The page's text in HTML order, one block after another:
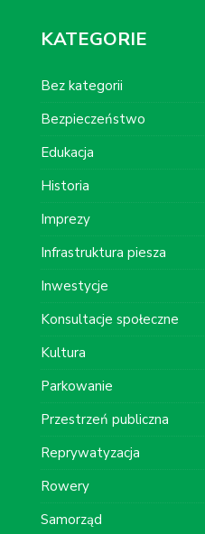
KATEGORIE
Bez kategorii
Bezpieczeństwo
Edukacja
Historia
Imprezy
Infrastruktura piesza
Inwestycje
Konsultacje społeczne
Kultura
Parkowanie
Przestrzeń publiczna
Reprywatyzacja
Rowery
Samorząd